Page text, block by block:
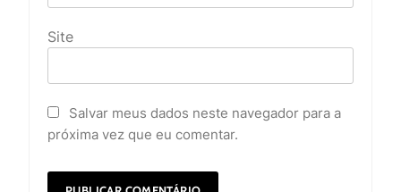
Site
Salvar meus dados neste navegador para a
próxima vez que eu comentar.